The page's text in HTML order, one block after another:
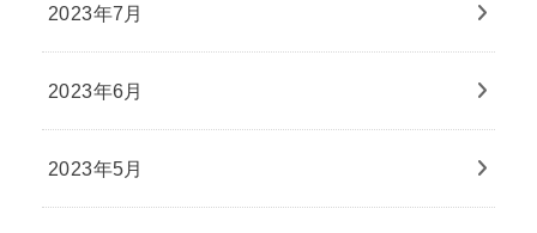
2023年7月
2023年6月
2023年5月